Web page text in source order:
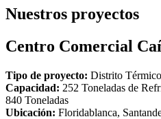
Nuestros proyectos
Centro Comercial
Tipo de proyecto: Distrito
Capacidad: 252 Toneladas de
840 Toneladas
Ubicación: Floridablanca,